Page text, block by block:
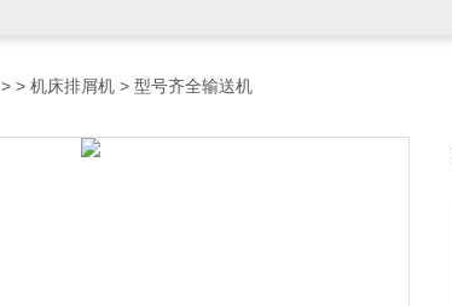
> > 机床排屑机 > 型号齐全输送机